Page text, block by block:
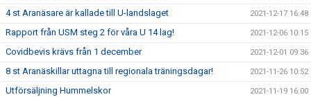
4 st Aranäsare är kallade till U-landslaget 2021-12-17 16:48
Rapport från USM steg 2 för våra U 14 lag! 2021-12-06 10:15
Covidbevis krävs från 1 december 2021-12-01 09:36
8 st Aranäskillar uttagna till regionala träningsdagar! 2021-11-26 10:52
Utförsäljning Hummelskor 2021-11-19 16:00